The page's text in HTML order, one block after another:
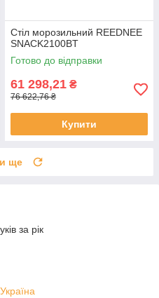
Стіл морозильний REEDNEE
SNACK2100BT
Готово до відправки
61 298,21 ₴
76 622,76 ₴
Купити
ще
за рік